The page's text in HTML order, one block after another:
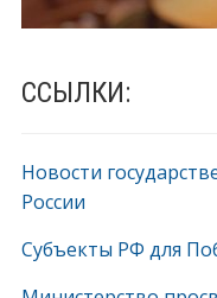
ССЫЛКИ:
Новости
России
Субъекты РФ для